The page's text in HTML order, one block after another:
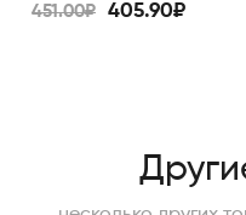
451.00₽ 405.90₽